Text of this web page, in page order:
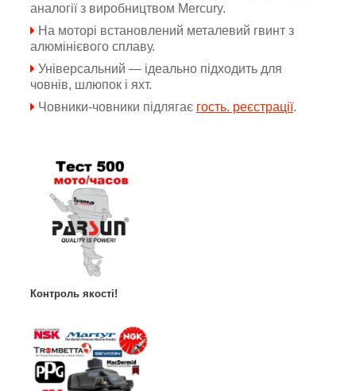
аналогії з виробництвом Mercury.
На моторі встановлений металевий гвинт з
алюмінієвого сплаву.
Універсальний — ідеально підходить для
човнів, шлюпок і яхт.
Човники-човники підлягає гость. реєстрації.
Контроль якості!